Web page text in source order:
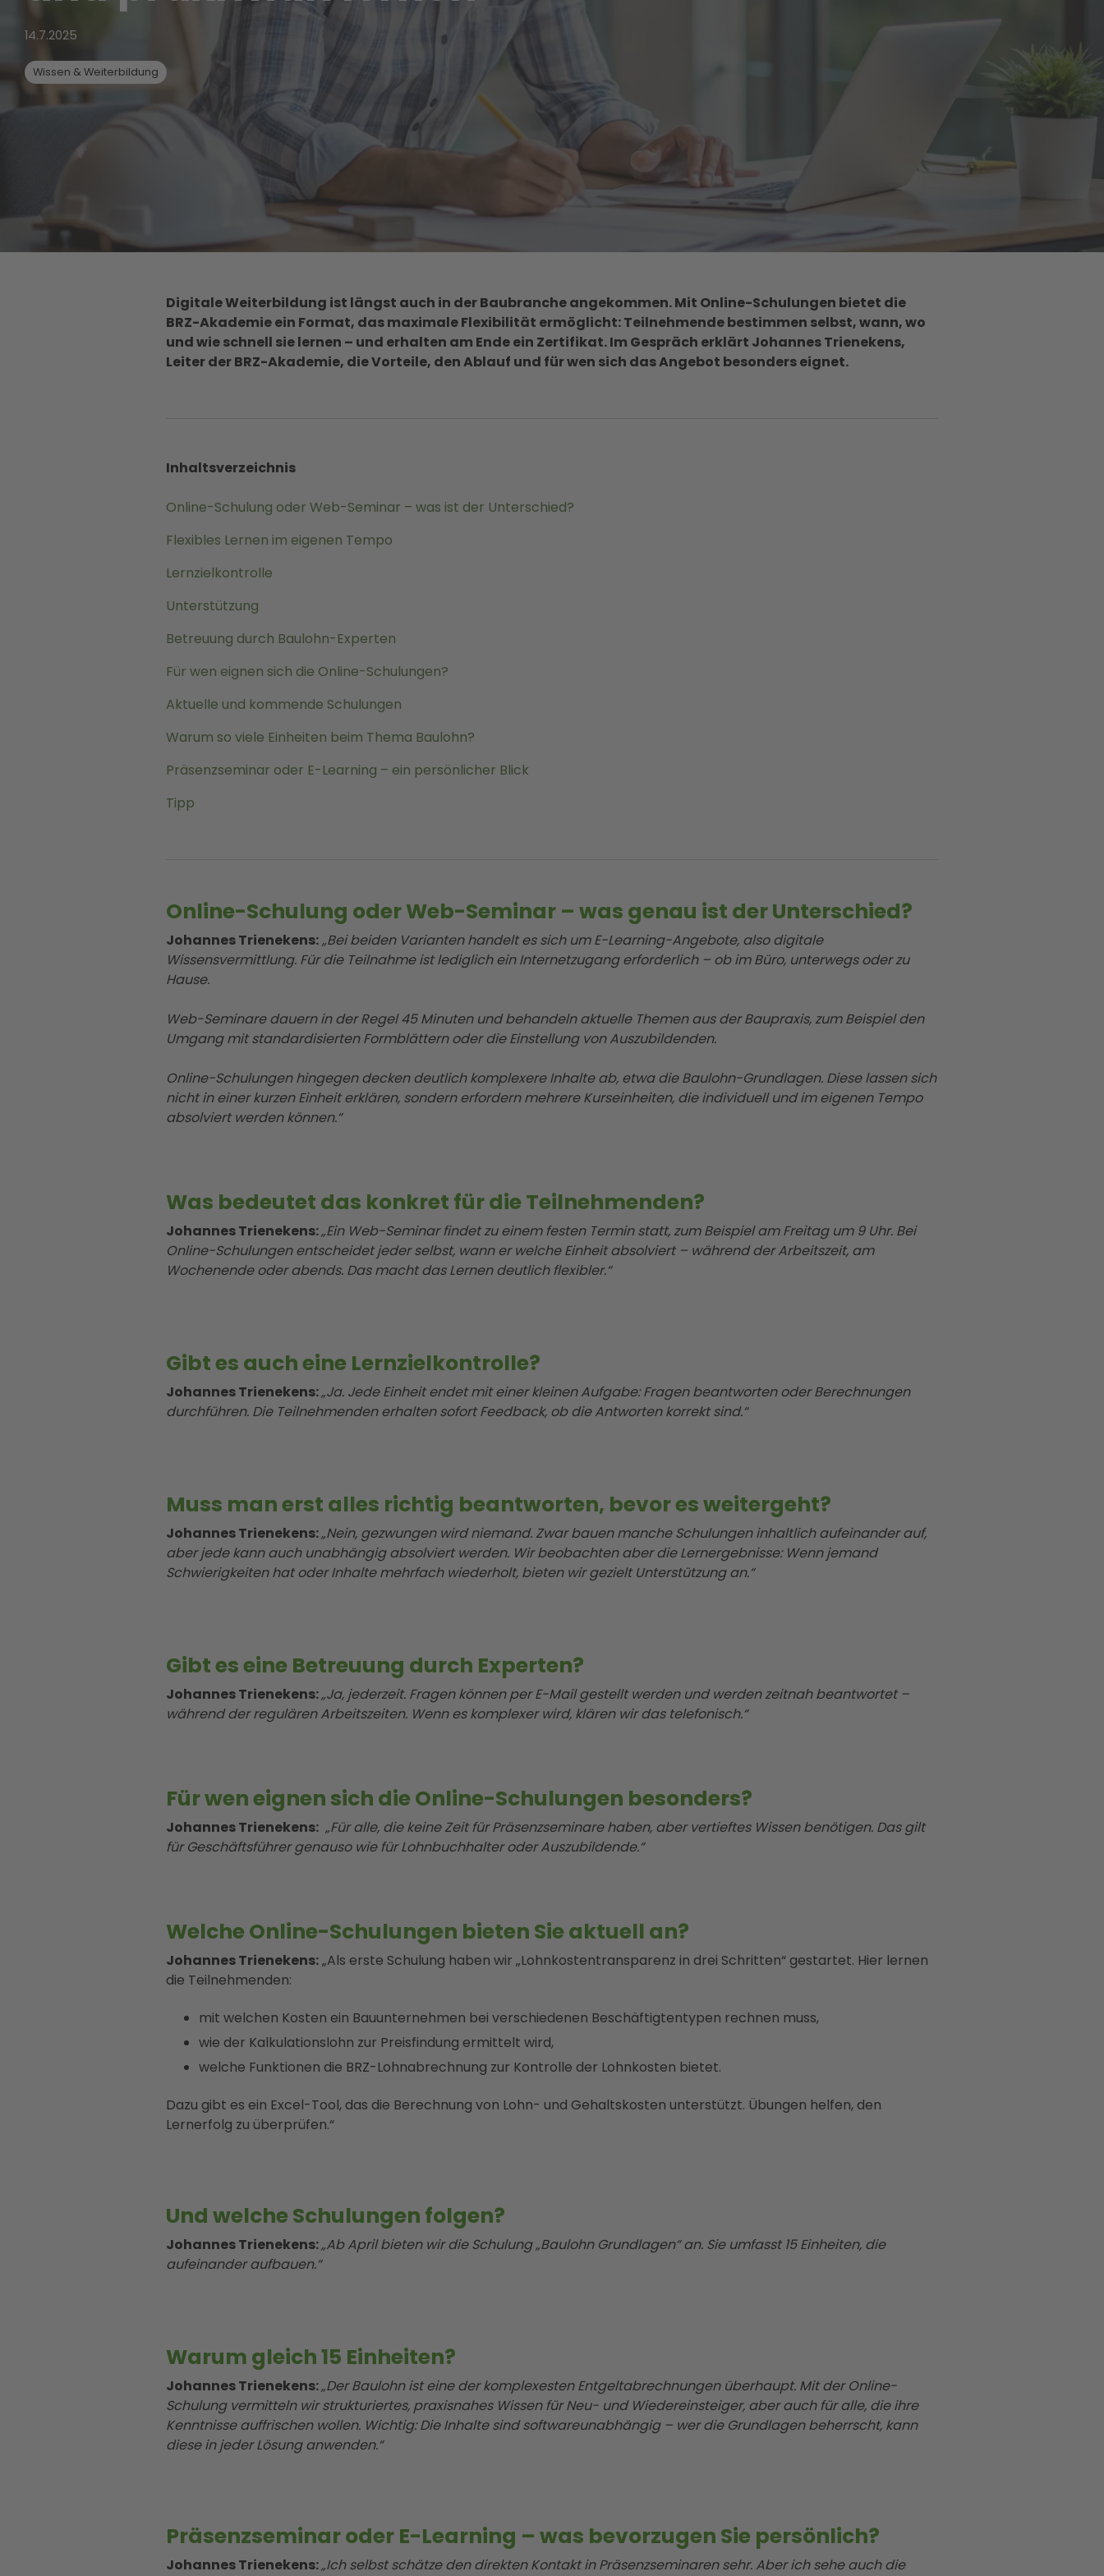
14.7.2025
Wissen & Weiterbildung
Digitale Weiterbildung ist längst auch in der Baubranche angekommen. Mit Online-Schulungen bietet die
BRZ-Akademie ein Format, das maximale Flexibilität ermöglicht: Teilnehmende bestimmen selbst, wann, wo
und wie schnell sie lernen – und erhalten am Ende ein Zertifikat. Im Gespräch erklärt Johannes Trienekens,
Leiter der BRZ-Akademie, die Vorteile, den Ablauf und für wen sich das Angebot besonders eignet.
Inhaltsverzeichnis
Online-Schulung oder Web-Seminar – was ist der Unterschied?
Flexibles Lernen im eigenen Tempo
Lernzielkontrolle
Unterstützung
Betreuung durch Baulohn-Experten
Für wen eignen sich die Online-Schulungen?
Aktuelle und kommende Schulungen
Warum so viele Einheiten beim Thema Baulohn?
Präsenzseminar oder E-Learning – ein persönlicher Blick
Tipp
Online-Schulung oder Web-Seminar – was genau ist der Unterschied?
Johannes Trienekens:„Bei beiden Varianten handelt es sich um E-Learning-Angebote, also digitale
Wissensvermittlung. Für die Teilnahme ist lediglich ein Internetzugang erforderlich – ob im Büro, unterwegs oder zu
Hause.
Web-Seminare dauern in der Regel 45 Minuten und behandeln aktuelle Themen aus der Baupraxis, zum Beispiel den
Umgang mit standardisierten Formblättern oder die Einstellung von Auszubildenden.
Online-Schulungen hingegen decken deutlich komplexere Inhalte ab, etwa die Baulohn-Grundlagen. Diese lassen sich
nicht in einer kurzen Einheit erklären, sondern erfordern mehrere Kurseinheiten, die individuell und im eigenen Tempo
absolviert werden können.“
Was bedeutet das konkret für die Teilnehmenden?
Johannes Trienekens:„Ein Web-Seminar findet zu einem festen Termin statt, zum Beispiel am Freitag um 9 Uhr. Bei
Online-Schulungen entscheidet jeder selbst, wann er welche Einheit absolviert – während der Arbeitszeit, am
Wochenende oder abends. Das macht das Lernen deutlich flexibler.“
Gibt es auch eine Lernzielkontrolle?
Johannes Trienekens:„Ja. Jede Einheit endet mit einer kleinen Aufgabe: Fragen beantworten oder Berechnungen
durchführen. Die Teilnehmenden erhalten sofort Feedback, ob die Antworten korrekt sind.“
Muss man erst alles richtig beantworten, bevor es weitergeht?
Johannes Trienekens:„Nein, gezwungen wird niemand. Zwar bauen manche Schulungen inhaltlich aufeinander auf,
aber jede kann auch unabhängig absolviert werden. Wir beobachten aber die Lernergebnisse: Wenn jemand
Schwierigkeiten hat oder Inhalte mehrfach wiederholt, bieten wir gezielt Unterstützung an.“
Gibt es eine Betreuung durch Experten?
Johannes Trienekens:„Ja, jederzeit. Fragen können per E-Mail gestellt werden und werden zeitnah beantwortet –
während der regulären Arbeitszeiten. Wenn es komplexer wird, klären wir das telefonisch.“
Für wen eignen sich die Online-Schulungen besonders?
Johannes Trienekens: „Für alle, die keine Zeit für Präsenzseminare haben, aber vertieftes Wissen benötigen. Das gilt
für Geschäftsführer genauso wie für Lohnbuchhalter oder Auszubildende.“
Welche Online-Schulungen bieten Sie aktuell an?
Johannes Trienekens:„Als erste Schulung haben wir „Lohnkostentransparenz in drei Schritten“ gestartet. Hier lernen
die Teilnehmenden:
mit welchen Kosten ein Bauunternehmen bei verschiedenen Beschäftigtentypen rechnen muss,
wie der Kalkulationslohn zur Preisfindung ermittelt wird,
welche Funktionen die BRZ-Lohnabrechnung zur Kontrolle der Lohnkosten bietet.
Dazu gibt es ein Excel-Tool, das die Berechnung von Lohn- und Gehaltskosten unterstützt. Übungen helfen, den
Lernerfolg zu überprüfen.“
Und welche Schulungen folgen?
Johannes Trienekens:„Ab April bieten wir die Schulung „Baulohn Grundlagen“ an. Sie umfasst 15 Einheiten, die
aufeinander aufbauen.“
Warum gleich 15 Einheiten?
Johannes Trienekens:„Der Baulohn ist eine der komplexesten Entgeltabrechnungen überhaupt. Mit der Online-
Schulung vermitteln wir strukturiertes, praxisnahes Wissen für Neu- und Wiedereinsteiger, aber auch für alle, die ihre
Kenntnisse auffrischen wollen. Wichtig: Die Inhalte sind softwareunabhängig – wer die Grundlagen beherrscht, kann
diese in jeder Lösung anwenden.“
Präsenzseminar oder E-Learning – was bevorzugen Sie persönlich?
Johannes Trienekens:„Ich selbst schätze den direkten Kontakt in Präsenzseminaren sehr. Aber ich sehe auch die